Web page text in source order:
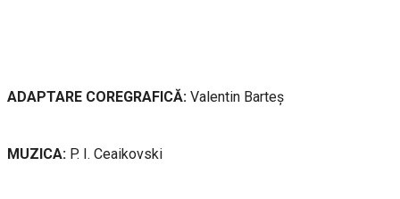
ADAPTARE COREGRAFICĂ: Valentin Barteș
MUZICA: P. I. Ceaikovski